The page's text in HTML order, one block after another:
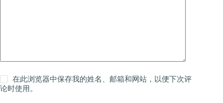
在此浏览器中保存我的姓名、邮箱和网站，以便下次评
论时使用。